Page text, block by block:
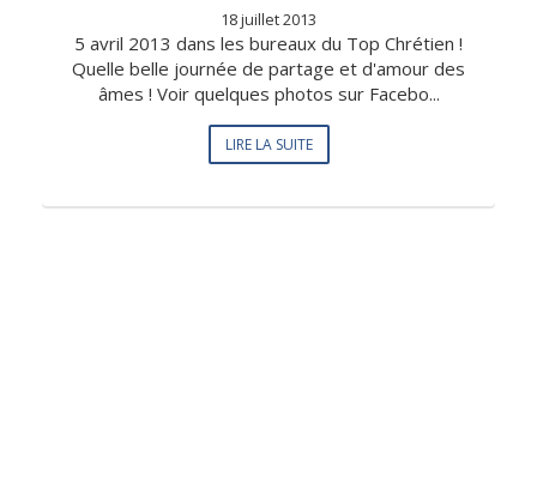
18 juillet 2013
5 avril 2013 dans les bureaux du Top Chrétien !
Quelle belle journée de partage et d'amour des
âmes ! Voir quelques photos sur Facebo...
LIRE LA SUITE